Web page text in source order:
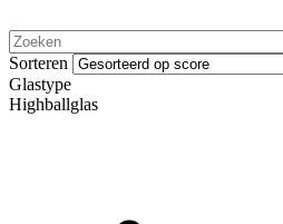
Sorteren
Glastype
Highballglas